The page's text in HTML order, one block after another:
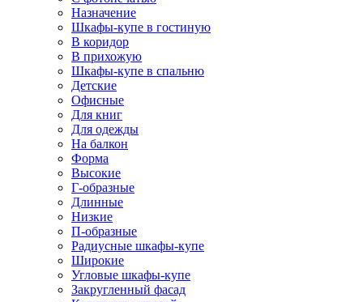
Назначение
Шкафы-купе в гостиную
В коридор
В прихожую
Шкафы-купе в спальню
Детские
Офисные
Для книг
Для одежды
На балкон
Форма
Высокие
Г-образные
Длинные
Низкие
П-образные
Радиусные шкафы-купе
Широкие
Угловые шкафы-купе
Закругленный фасад